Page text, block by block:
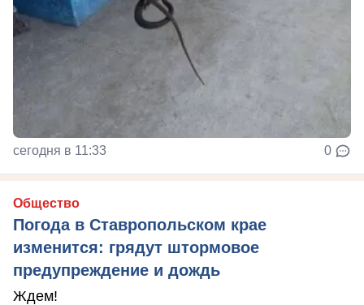
сегодня в 11:33 0
Общество
Погода в Ставропольском крае
изменится: грядут штормовое
предупреждение и дождь
Ждем!